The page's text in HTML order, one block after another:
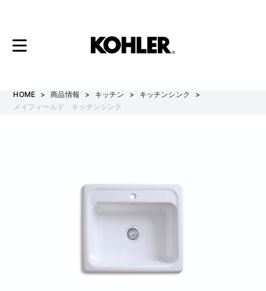
コ
テHOME 商品情報 キッチン
キッチンシンク
メイフィールド キッチンシンク